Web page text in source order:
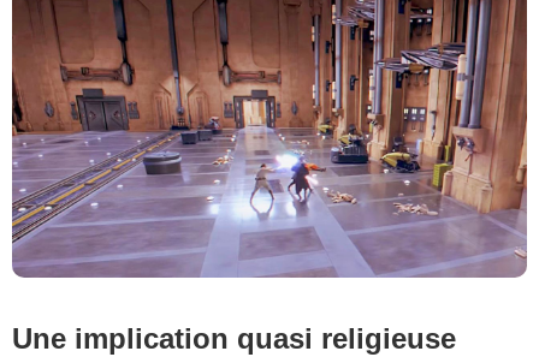
Une implication quasi religieuse